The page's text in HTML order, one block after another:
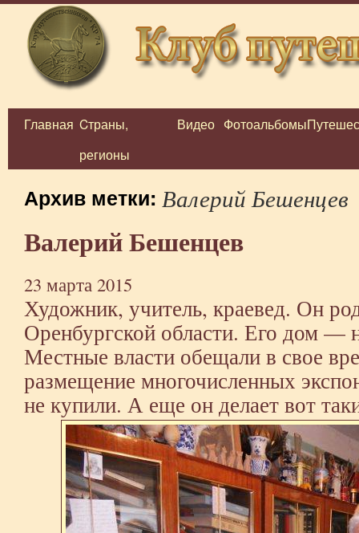
Перейти
Главная Cтраны,
регионы
Видео Фотоальбомы
Архив метки: Валерий Бешенцев
Валерий Бешенцев
23 марта 2015
Художник, учитель, краевед. Он
Оренбургской области. Его дом —
Местные власти обещали в свое
размещение многочисленных
не купили. А еще он делает вот